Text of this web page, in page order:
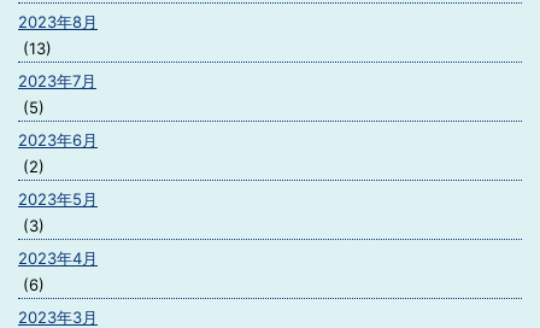
2023年8月
(13)
2023年7月
(5)
2023年6月
(2)
2023年5月
(3)
2023年4月
(6)
2023年3月